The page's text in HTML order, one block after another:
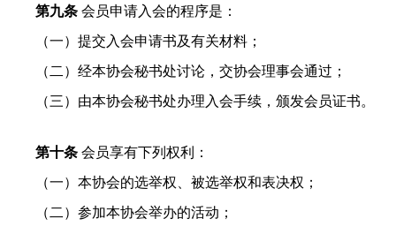
第九条 会员申请入会的程序是：
（一）提交入会申请书及有关材料；
（二）经本协会秘书处讨论，交协会理事会通过；
（三）由本协会秘书处办理入会手续，颁发会员证书。
第十条 会员享有下列权利：
（一）本协会的选举权、被选举权和表决权；
（二）参加本协会举办的活动；